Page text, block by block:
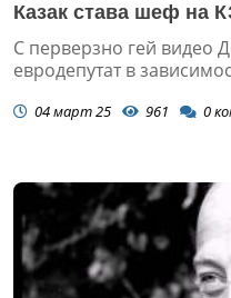
Казак става шеф на
С перверзно гей видео
евродепутат в
04 март 25 961 0